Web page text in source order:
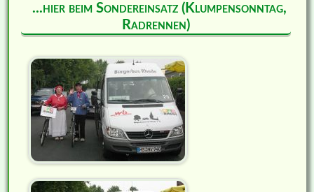
...hier beim Sondereinsatz (Klumpensonntag,
Radrennen)